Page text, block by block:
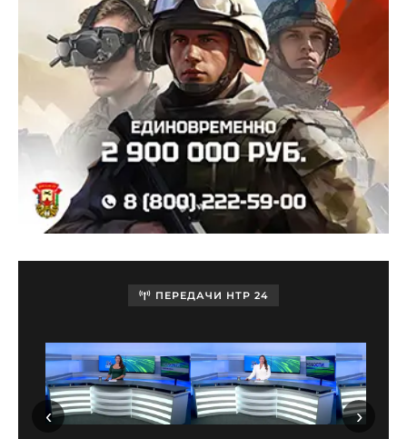
ПЕРЕДАЧИ НТР 24
‹ ›